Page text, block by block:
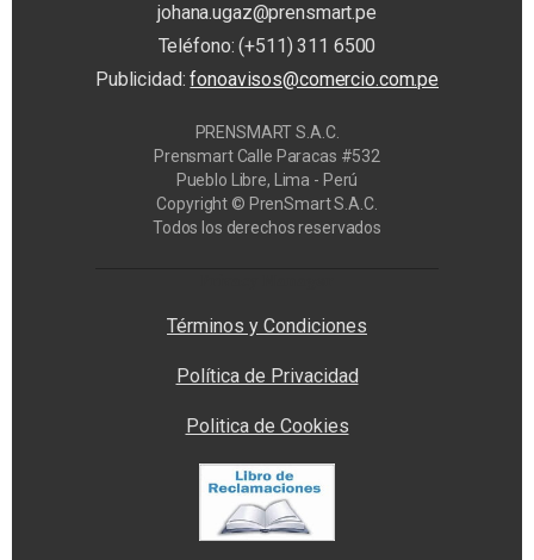
johana.ugaz@prensmart.pe
Teléfono: (+511) 311 6500
Publicidad:fonoavisos@comercio.com.pe
PRENSMART S.A.C.
Prensmart Calle Paracas #532
Pueblo Libre, Lima - Perú
Copyright © PrenSmart S.A.C.
Todos los derechos reservados
Términos y Condiciones
Política de Privacidad
Politica de Cookies